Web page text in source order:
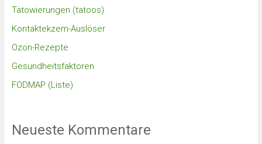
Tätowierungen (tatoos)
Kontaktekzem-Auslöser
Ozon-Rezepte
Gesundheitsfaktoren
FODMAP (Liste)
Neueste Kommentare